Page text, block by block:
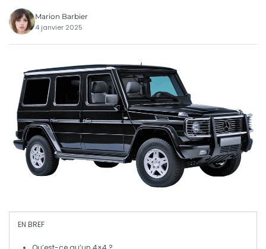
Marion Barbier
4 janvier 2025
EN BREF